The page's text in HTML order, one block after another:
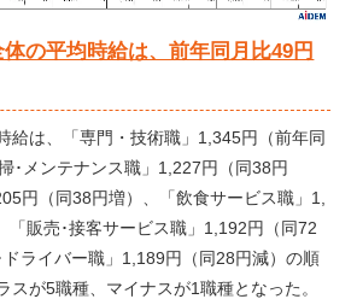
の平均時給は、前年同月比49円
給は、「専門・技術職」1,345円（前年同
･メンテナンス職」1,227円（同38円
円（同38円増）、「飲食サービス職」1,
「販売･接客サービス職」1,192円（同72
ライバー職」1,189円（同28円減）の順
スが5職種、マイナスが1職種となった。